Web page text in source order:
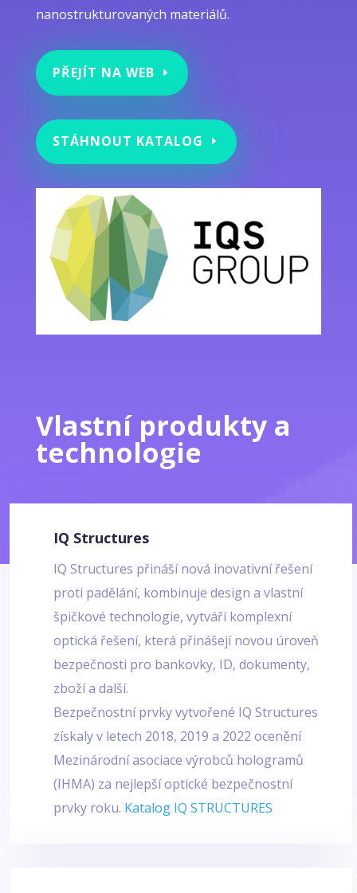
nanostrukturovaných materiálů.
PŘEJÍT NA WEB
STÁHNOUT KATALOG
Vlastní produkty a
technologie
IQ Structures
IQ Structures přináší nová inovativní řešení
proti padělání, kombinuje design a vlastní
špičkové technologie, vytváří komplexní
optická řešení, která přinášejí novou úroveň
bezpečnosti pro bankovky, ID, dokumenty,
zboží a další.
Bezpečnostní prvky vytvořené IQ Structures
získaly v letech 2018, 2019 a 2022 ocenění
Mezinárodní asociace výrobců hologramů
(IHMA) za nejlepší optické bezpečnostní
prvky roku. Katalog IQ STRUCTURES